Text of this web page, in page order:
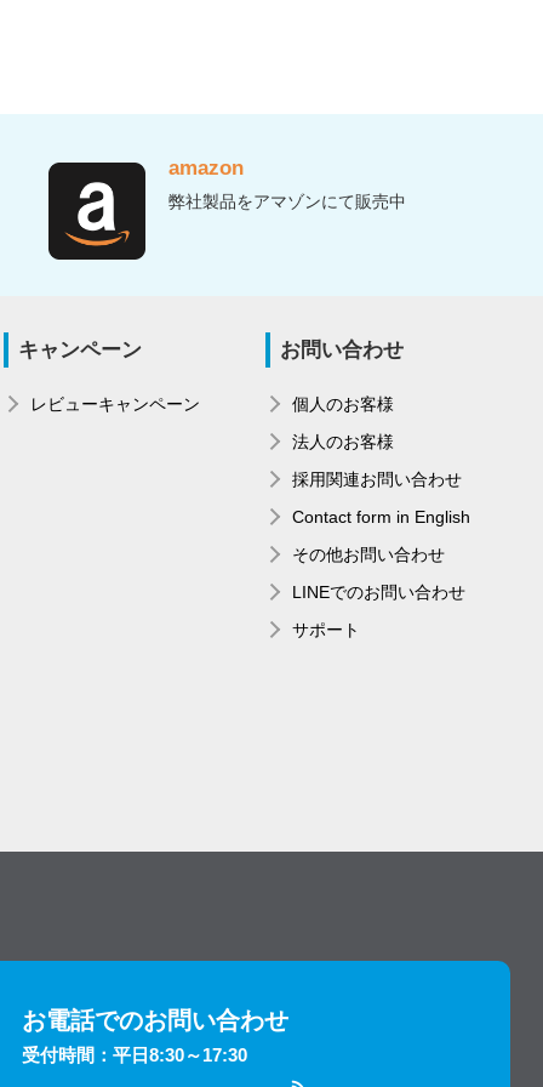
amazon
弊社製品をアマゾンにて販売中
キャンペーン
レビューキャンペーン
お問い合わせ
個人のお客様
法人のお客様
採用関連お問い合わせ
Contact form in English
その他お問い合わせ
LINEでのお問い合わせ
サポート
お電話でのお問い合わせ
受付時間：平日8:30～17:30